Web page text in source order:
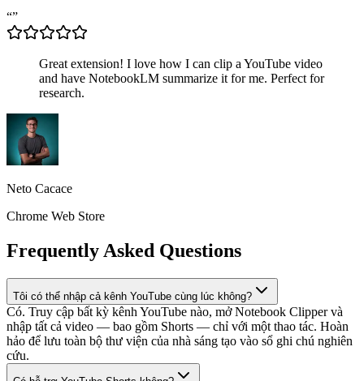
“”
Great extension! I love how I can clip a YouTube video
and have NotebookLM summarize it for me. Perfect for
research.
Neto Cacace
Chrome Web Store
Frequently Asked Questions
Tôi có thể nhập cả kênh YouTube cùng lúc không?
Có. Truy cập bất kỳ kênh YouTube nào, mở Notebook Clipper và
nhập tất cả video — bao gồm Shorts — chỉ với một thao tác. Hoàn
hảo để lưu toàn bộ thư viện của nhà sáng tạo vào sổ ghi chú nghiên
cứu.